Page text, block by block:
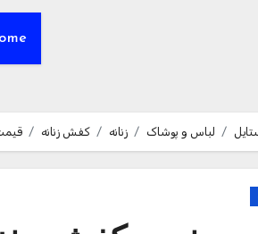
لباس و پوشاک زنانه کفش زنانه